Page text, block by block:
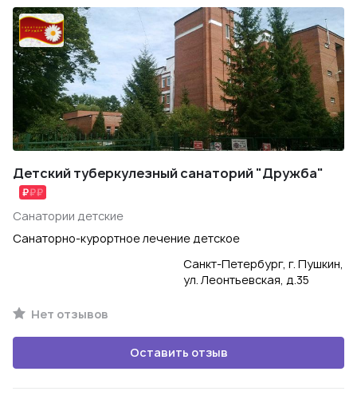
Детский туберкулезный санаторий "Дружба"
Санатории детские
Санаторно-курортное лечение детское
Санкт-Петербург, г. Пушкин,
ул. Леонтьевская, д.35
Нет отзывов
Оставить отзыв